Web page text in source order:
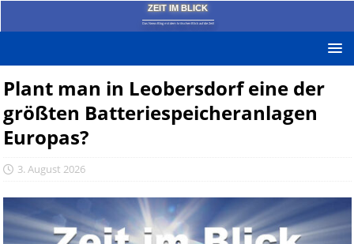
ZEIT IM BLICK
Das News-Blog mit dem kritischen Blick auf die Zeit!
Plant man in Leobersdorf eine der
größten Batteriespeicheranlagen
Europas?
3. August 2026